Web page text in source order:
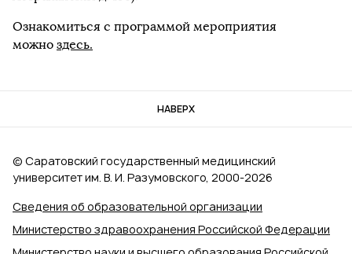
Ознакомиться с программой мероприятия
можно здесь.
НАВЕРХ
Сведения об образовательной организации
Министерство здравоохранения Российской Федерации
© Саратовский государственный медицинский
университет им. В. И. Разумовского, 2000‑2026